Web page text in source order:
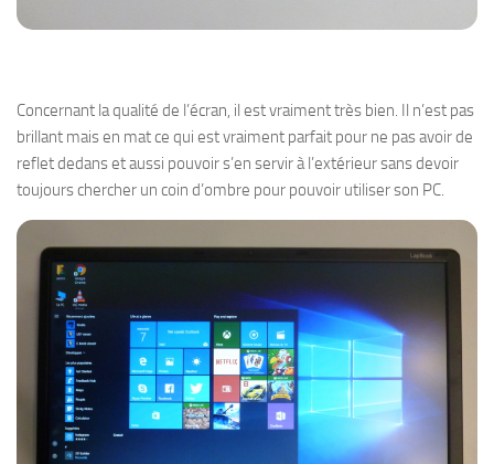
Concernant la qualité de l’écran, il est vraiment très bien. Il n’est pas
brillant mais en mat ce qui est vraiment parfait pour ne pas avoir de
reflet dedans et aussi pouvoir s’en servir à l’extérieur sans devoir
toujours chercher un coin d’ombre pour pouvoir utiliser son PC.